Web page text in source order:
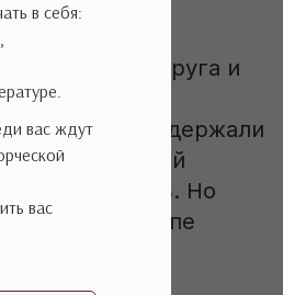
в себя:
вас ждут
вас
сестра, подруга и
и можно
Они поддержали
как мой старый
так сказать. Но
окажусь в топе